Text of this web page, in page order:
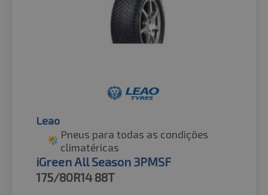
Leao
Pneus para todas as condições
climatéricas
iGreen All Season 3PMSF
175/80R14 88T